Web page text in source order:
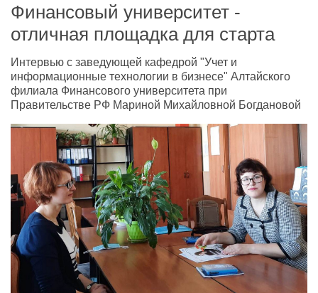
Финансовый университет -
отличная площадка для старта
Интервью с заведующей кафедрой "Учет и
информационные технологии в бизнесе" Алтайского
филиала Финансового университета при
Правительстве РФ Мариной Михайловной Богдановой